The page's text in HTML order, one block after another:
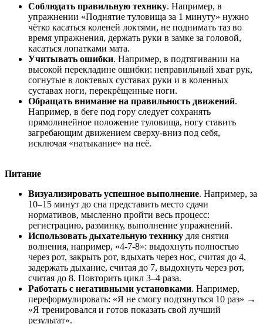
Соблюдать правильную технику. Например, в
упражнении «Поднятие туловища за 1 минуту» нужно
чётко касаться коленей локтями, не поднимать таз во
время упражнения, держать руки в замке за головой,
касаться лопатками мата.
Учитывать ошибки. Например, в подтягивании на
высокой перекладине ошибки: неправильный хват рук,
согнутые в локтевых суставах руки и в коленных
суставах ноги, перекрёщенные ноги.
Обращать внимание на правильность движений.
Например, в беге под гору следует сохранять
прямолинейное положение туловища, ногу ставить
загребающим движением сверху-вниз под себя,
исключая «натыкание» на неё.
Питание
Визуализировать успешное выполнение. Например, за
10–15 минут до сна представить место сдачи
нормативов, мысленно пройти весь процесс:
регистрацию, разминку, выполнение упражнений.
Использовать дыхательную технику для снятия
волнения, например, «4-7-8»: выдохнуть полностью
через рот, закрыть рот, вдыхать через нос, считая до 4,
задержать дыхание, считая до 7, выдохнуть через рот,
считая до 8. Повторить цикл 3–4 раза.
Работать с негативными установками. Например,
переформулировать: «Я не смогу подтянуться 10 раз» →
«Я тренировался и готов показать свой лучший
результат».